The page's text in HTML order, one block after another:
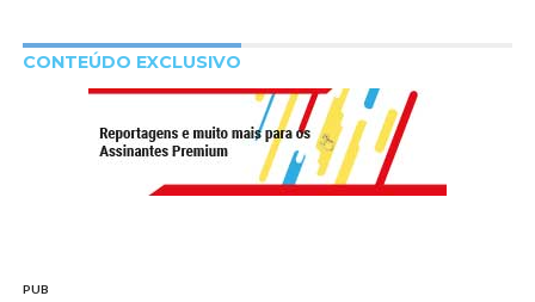
CONTEÚDO EXCLUSIVO
PUB